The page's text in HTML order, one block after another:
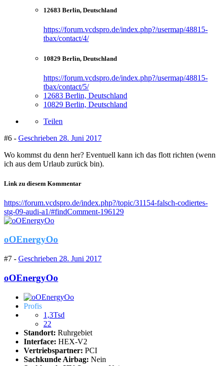
12683 Berlin, Deutschland
https://forum.vcdspro.de/index.php?/usermap/48815-
tbax/contact/4/
10829 Berlin, Deutschland
https://forum.vcdspro.de/index.php?/usermap/48815-
tbax/contact/5/
12683 Berlin, Deutschland
10829 Berlin, Deutschland
Teilen
#6 - Geschrieben 28. Juni 2017
Wo kommst du denn her? Eventuell kann ich das flott richten (wenn
ich aus dem Urlaub zurück bin).
Link zu diesem Kommentar
https://forum.vcdspro.de/index.php?/topic/31154-falsch-codiertes-
stg-09-audi-a1/#findComment-196129
oOEnergyOo
#7 - Geschrieben 28. Juni 2017
oOEnergyOo
Profis
1,3Tsd
22
Standort: Ruhrgebiet
Interface: HEX-V2
Vertriebspartner: PCI
Sachkunde Airbag: Nein